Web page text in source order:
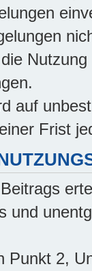
auf
Frist
und
Punkt 2,